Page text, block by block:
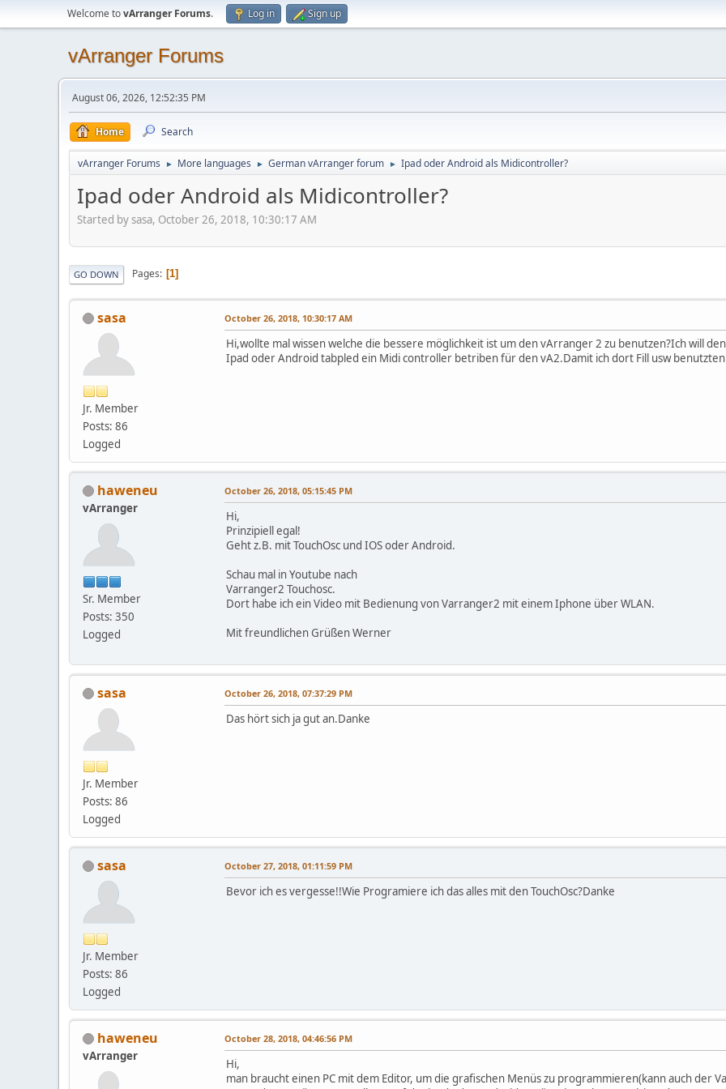
Welcome tovArranger Forums. Log in Sign up
vArranger Forums
August 06, 2026, 12:52:35 PM
Home Search
vArranger Forums ► More languages ► German vArranger forum ► Ipad oder Android als Midicontroller?
Ipad oder Android als Midicontroller?
Started by sasa, October 26, 2018, 10:30:17 AM
GO DOWN Pages 1
sasa
Jr. Member
Posts: 86
Logged
October 26, 2018, 10:30:17 AM
Hi,wollte mal wissen welche die bessere möglichkeit ist um den vArranger 2 zu benutzen?Ich will
Ipad oder Android tabpled ein Midi controller betriben für den vA2.Damit ich dort Fill usw
haweneu
vArranger
Sr. Member
Posts: 350
Logged
October 26, 2018, 05:15:45 PM
Hi,
Prinzipiell egal!
Geht z.B. mit TouchOsc und IOS oder Android.
Schau mal in Youtube nach
Varranger2 Touchosc.
Dort habe ich ein Video mit Bedienung von Varranger2 mit einem Iphone über WLAN.
Mit freundlichen Grüßen Werner
sasa
Jr. Member
Posts: 86
Logged
October 26, 2018, 07:37:29 PM
Das hört sich ja gut an.Danke
sasa
Jr. Member
Posts: 86
Logged
October 27, 2018, 01:11:59 PM
Bevor ich es vergesse!!Wie Programiere ich das alles mit den TouchOsc?Danke
haweneu
vArranger
October 28, 2018, 04:46:56 PM
Hi,
man braucht einen PC mit dem Editor, um die grafischen Menüs zu programmieren(kann auch der